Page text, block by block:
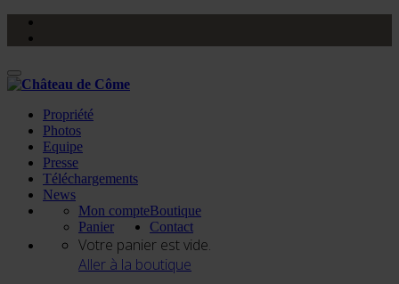
Activer/désactiver
navigation
Propriété
Photos
Equipe
Presse
Téléchargements
News
Boutique
Mon compte
Panier
Contact
Votre panier est vide.
Aller à la boutique